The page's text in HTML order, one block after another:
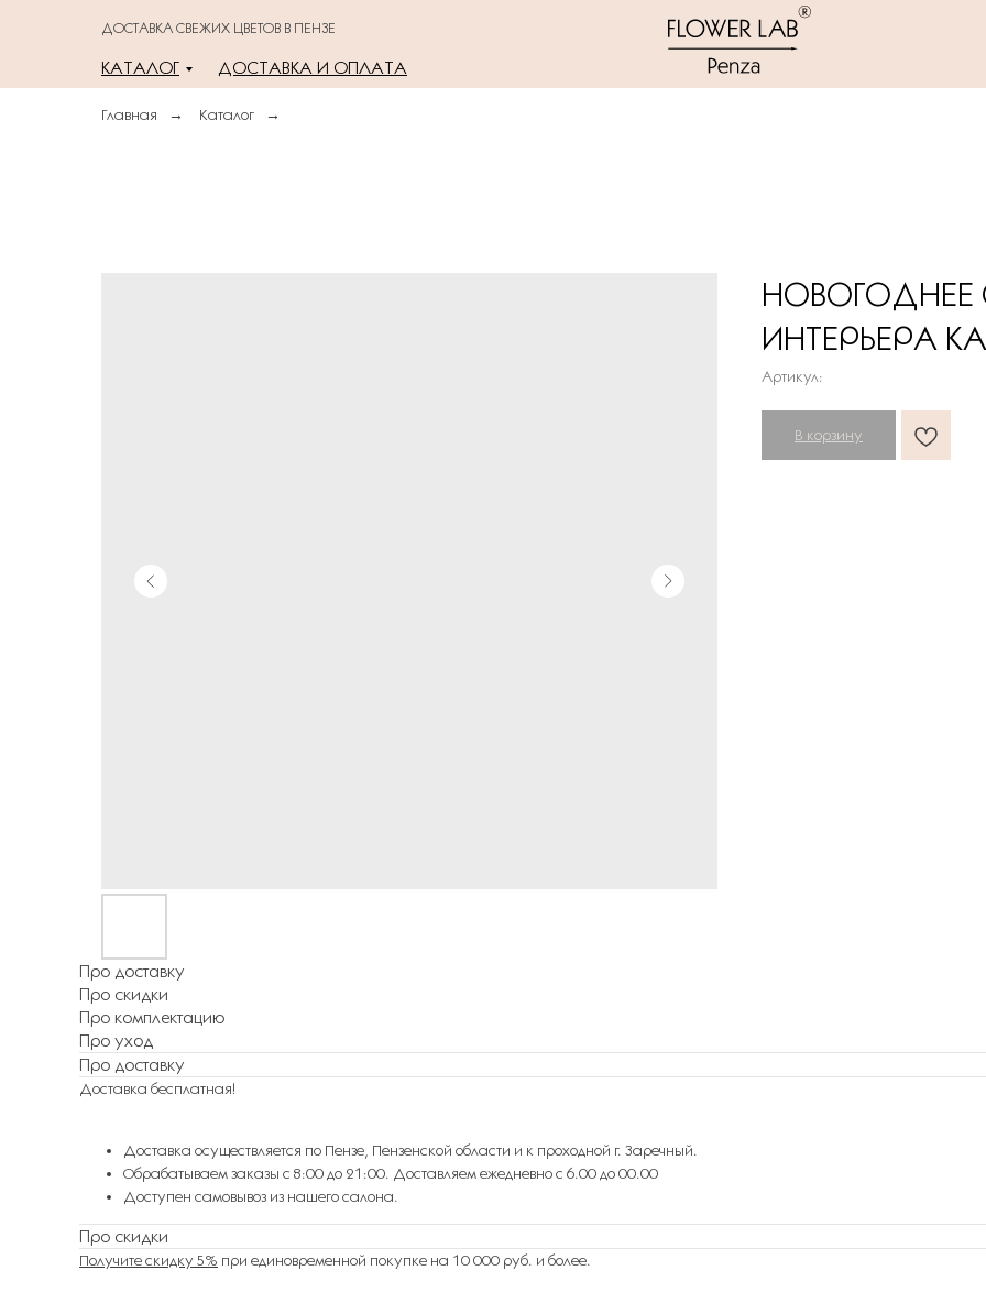
ДОСТАВКА СВЕЖИХ ЦВЕТОВ В ПЕНЗЕ
КАТАЛОГ ДОСТАВКА И ОПЛАТА
Главная → Каталог →
ИНТЕРЬЕРА
Артикул:
В корзину
Про доставку
Про скидки
Про комплектацию
Про уход
Про доставку
Доставка бесплатная!
Доставка осуществляется по Пензе, Пензенской области и к проходной г. Заречный.
Обрабатываем заказы с 8:00 до 21:00. Доставляем ежедневно с 6.00 до 00.00
Доступен самовывоз из нашего салона.
Про скидки
Получите скидку 5% при единовременной покупке на 10 000 руб. и более.